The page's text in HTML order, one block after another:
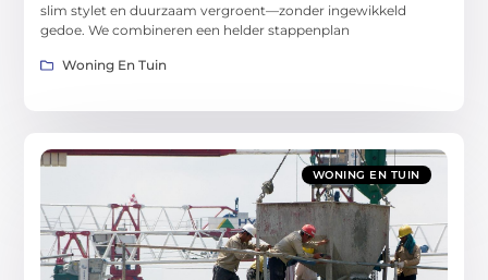
slim stylet en duurzaam vergroent—zonder ingewikkeld
gedoe. We combineren een helder stappenplan
Woning En Tuin
WONING EN TUIN